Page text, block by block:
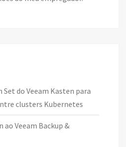
do Veeam Kasten para
clusters Kubernetes
Veeam Backup &